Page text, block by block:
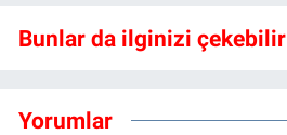
Bunlar da ilginizi çekebilir
Yorumlar